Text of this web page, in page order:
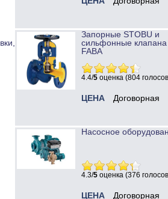
Запорные STOBU и
сильфонные клапана
FABA
4.4/5 оценка (804
ЦЕНА Договорная
Насосное
4.3/5 оценка (376
ЦЕНА Договорная